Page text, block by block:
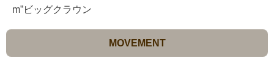
m”ビッグクラウン
MOVEMENT